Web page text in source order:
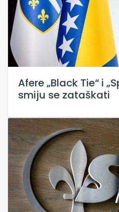
Afere „Black Tie“ i
smiju se zataškati